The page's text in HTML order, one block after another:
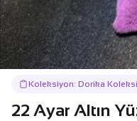
Koleksiyon: Dorika
22 Ayar Altın